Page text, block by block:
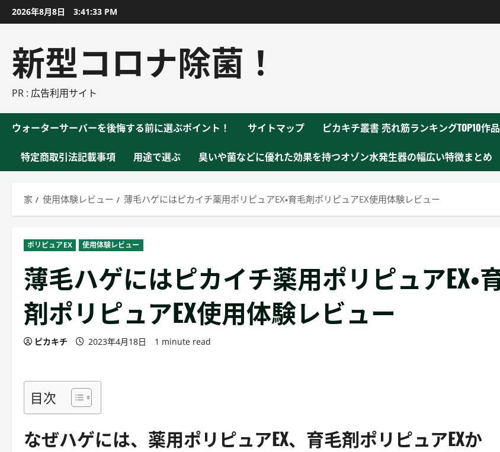
ン
2026年8月8日 3:41:34 PM
新型コロナ除菌！
PR : 広告利用サイト
ウォーターサーバーを後悔する前に選ぶポイント！ サイトマップ ピカキチ叢書 売れ筋ランキングTOP10作品
特定商取引法記載事項 用途で選ぶ 臭いや菌などに優れた効果を持つオゾン水発生器の幅広い特徴まとめ
家 使用体験レビュー 薄毛ハゲにはピカイチ薬用ポリピュアEX・育毛剤ポリピュアEX使用体験レビュー
ポリピュアEX 使用体験レビュー
薄毛ハゲにはピカイチ薬用ポリピュアEX・
剤ポリピュアEX使用体験レビュー
ピカキチ 2023年4月18日 1 minute read
目次
なぜハゲには、薬用ポリピュアEX、育毛剤ポリピュアEXか